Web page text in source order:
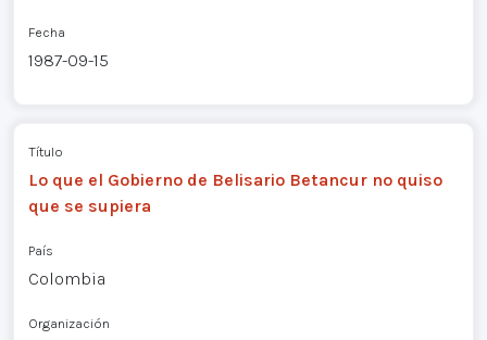
Fecha
1987-09-15
Título
Lo que el Gobierno de Belisario Betancur no quiso
que se supiera
País
Colombia
Organización